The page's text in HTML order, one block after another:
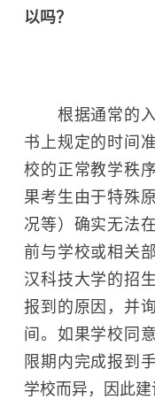
以吗？
根据通常的入
书上规定的时间
校的正常教学秩
果考生由于特殊
况等）确实无法
前与学校或相关
汉科技大学的招
报到的原因，并
间。如果学校同
限期内完成报到
学校而异，因此建